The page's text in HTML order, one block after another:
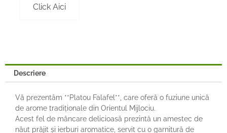
Click Aici
Descriere
Vă prezentăm **Platou Falafel**, care oferă o fuziune unică
de arome tradiționale din Orientul Mijlociu.
Acest fel de mâncare delicioasă prezintă un amestec de
năut prăjit și ierburi aromatice, servit cu o garnitură de